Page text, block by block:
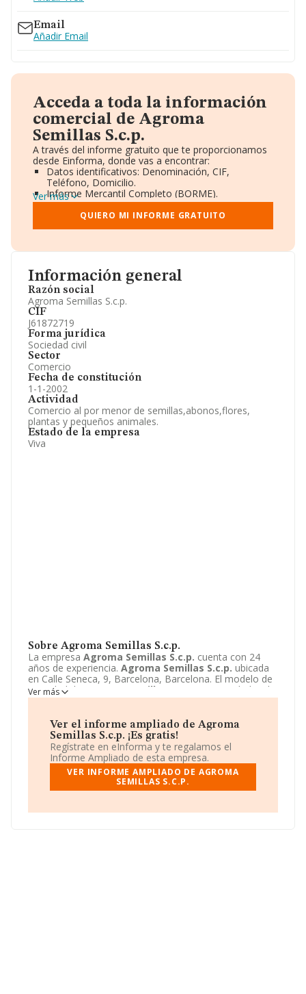
Información general
Razón social
Agroma Semillas S.c.p.
CIF
J61872719
Forma jurídica
Sociedad civil
Sector
Comercio
Fecha de constitución
1-1-2002
Actividad
Comercio al por menor de semillas,abonos,flores,
plantas y pequeños animales.
Estado de la empresa
Viva
Sobre Agroma Semillas S.c.p.
La empresa Agroma Semillas S.c.p. cuenta con 24
años de experiencia. Agroma Semillas S.c.p. ubicada
en Calle Seneca, 9, Barcelona, Barcelona. El modelo de
sociedad de
Agroma Semillas S.c.p. es Sociedad civil.
Ver más
Ver el informe ampliado de Agroma
Semillas S.c.p. ¡Es gratis!
Regístrate en eInforma y te regalamos el
Informe Ampliado de esta empresa.
VER INFORME AMPLIADO DE AGROMA
SEMILLAS S.C.P.
Email
Añadir Email
Acceda a toda la información
comercial de Agroma
Semillas S.c.p.
A través del informe gratuito que te proporcionamos
desde Einforma, donde vas a encontrar:
Datos identificativos: Denominación, CIF,
Teléfono, Domicilio.
Informe Mercantil Completo (BORME).
Gráficos de Evolución Ventas y Empleados.
Consejo de Administración y Administradores.
Directivos y Ejecutivos.
Información oficial y registral complementaria.
Ver más
QUIERO MI INFORME GRATUITO